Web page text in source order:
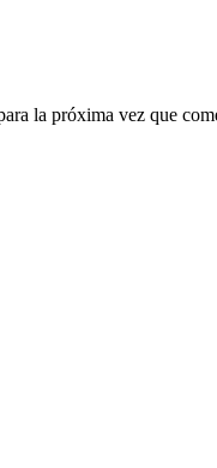
la próxima vez que